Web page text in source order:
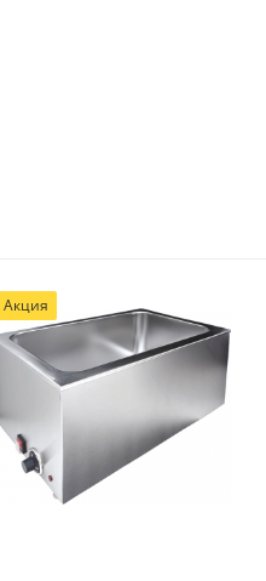
Акция